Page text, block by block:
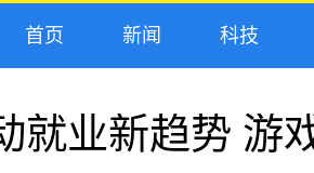
首页 新闻 科技
就业新趋势 游